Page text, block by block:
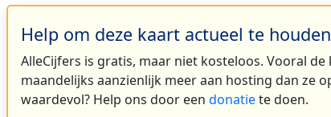
Help om deze kaart actueel te houden
AlleCijfers is gratis, maar niet kosteloos. Vooral
maandelijks aanzienlijk meer aan hosting dan ze
waardevol? Help ons door een donatiete doen.